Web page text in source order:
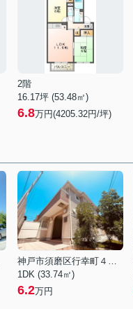
2階
16.17坪 (53.48㎡)
6.8万円(4205.32円/坪)
神戸市須磨区行幸町４丁目
1DK (33.74㎡)
6.2万円